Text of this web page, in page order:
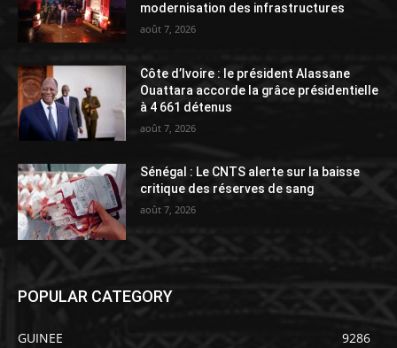
modernisation des infrastructures
août 7, 2026
Côte d’Ivoire : le président Alassane
Ouattara accorde la grâce présidentielle
à 4 661 détenus
août 7, 2026
Sénégal : Le CNTS alerte sur la baisse
critique des réserves de sang
août 7, 2026
POPULAR CATEGORY
GUINEE
9286